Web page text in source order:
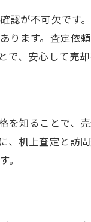
の進行と必要書
会社とのやり取
の資金計画と次
ルを防ぐ契約時
市で安心できる
動中の情報共有と
が不可欠で
ます。査定
、安心して売却
知ることで、
机上査定と訪